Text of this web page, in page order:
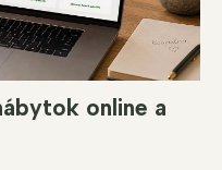
online a